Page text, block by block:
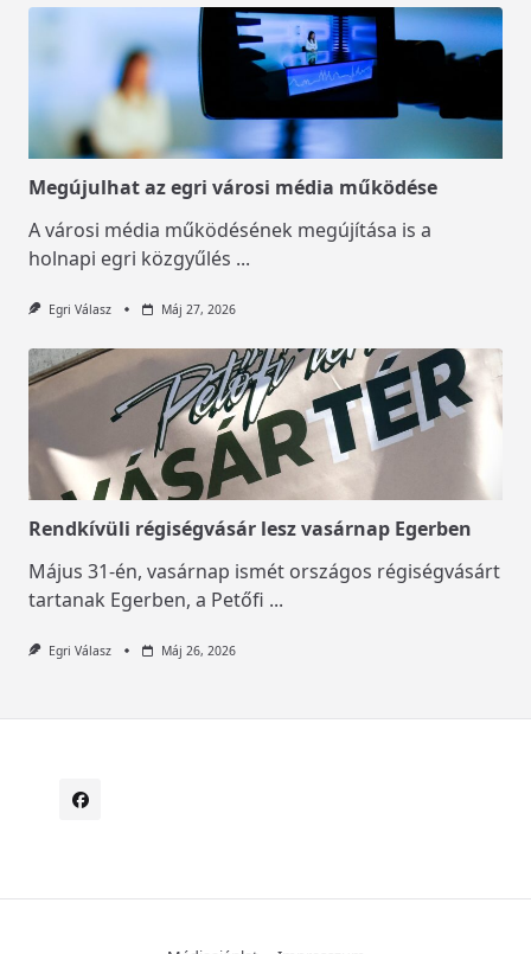
Megújulhat az egri városi média működése
A városi média működésének megújítása is a
holnapi egri közgyűlés ...
Egri Válasz Máj 27, 2026
Rendkívüli régiségvásár lesz vasárnap Egerben
Május 31-én, vasárnap ismét országos régiségvásárt
tartanak Egerben, a Petőfi ...
Egri Válasz Máj 26, 2026